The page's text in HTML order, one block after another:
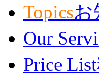
Topicsお
Our
Price List